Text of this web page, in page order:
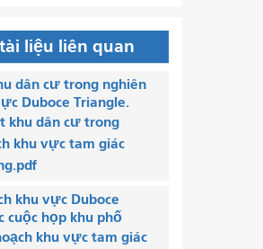
liệu liên quan
dân cư trong nghiên
Duboce Triangle.
khu dân cư trong
khu vực tam giác
khu vực Duboce
cuộc họp khu phố
khu vực tam giác